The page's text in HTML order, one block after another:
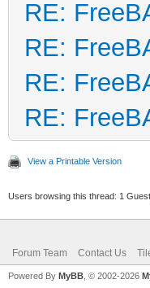
RE:
RE:
RE:
RE:
View a Printable Version
Users browsing this thread: 1
Forum Team Contact Us
Powered By MyBB , © 2002-2026